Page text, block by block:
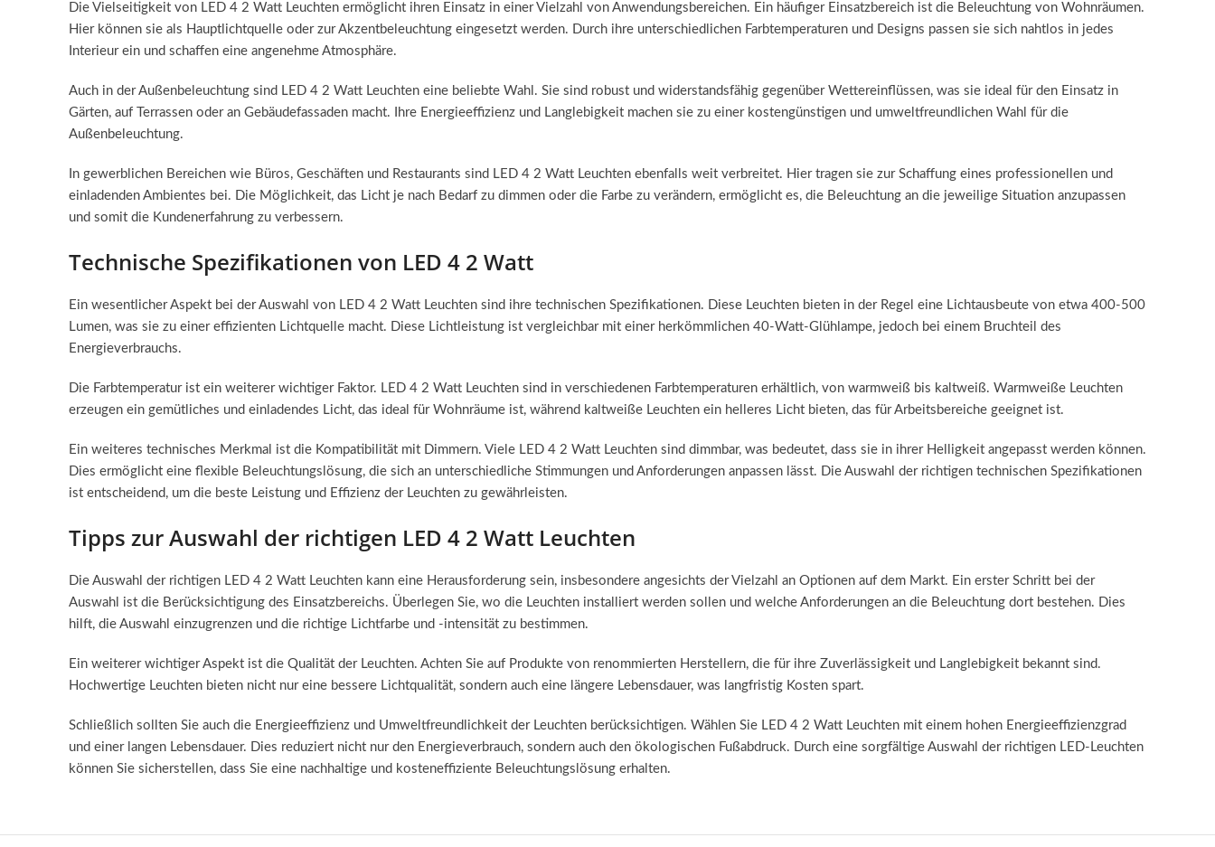
Die Vielseitigkeit von LED 4 2 Watt Leuchten ermöglicht ihren Einsatz in einer Vielzahl von Anwendungsbereichen. Ein häufiger Einsatzbereich ist die Beleuchtung von Wohnräumen.
Hier können sie als Hauptlichtquelle oder zur Akzentbeleuchtung eingesetzt werden. Durch ihre unterschiedlichen Farbtemperaturen und Designs passen sie sich nahtlos in jedes
Interieur ein und schaffen eine angenehme Atmosphäre.
Auch in der Außenbeleuchtung sind LED 4 2 Watt Leuchten eine beliebte Wahl. Sie sind robust und widerstandsfähig gegenüber Wettereinflüssen, was sie ideal für den Einsatz in
Gärten, auf Terrassen oder an Gebäudefassaden macht. Ihre Energieeffizienz und Langlebigkeit machen sie zu einer kostengünstigen und umweltfreundlichen Wahl für die
Außenbeleuchtung.
In gewerblichen Bereichen wie Büros, Geschäften und Restaurants sind LED 4 2 Watt Leuchten ebenfalls weit verbreitet. Hier tragen sie zur Schaffung eines professionellen und
einladenden Ambientes bei. Die Möglichkeit, das Licht je nach Bedarf zu dimmen oder die Farbe zu verändern, ermöglicht es, die Beleuchtung an die jeweilige Situation anzupassen
und somit die Kundenerfahrung zu verbessern.
Technische Spezifikationen von LED 4 2 Watt
Ein wesentlicher Aspekt bei der Auswahl von LED 4 2 Watt Leuchten sind ihre technischen Spezifikationen. Diese Leuchten bieten in der Regel eine Lichtausbeute von etwa 400-500
Lumen, was sie zu einer effizienten Lichtquelle macht. Diese Lichtleistung ist vergleichbar mit einer herkömmlichen 40-Watt-Glühlampe, jedoch bei einem Bruchteil des
Energieverbrauchs.
Die Farbtemperatur ist ein weiterer wichtiger Faktor. LED 4 2 Watt Leuchten sind in verschiedenen Farbtemperaturen erhältlich, von warmweiß bis kaltweiß. Warmweiße Leuchten
erzeugen ein gemütliches und einladendes Licht, das ideal für Wohnräume ist, während kaltweiße Leuchten ein helleres Licht bieten, das für Arbeitsbereiche geeignet ist.
Ein weiteres technisches Merkmal ist die Kompatibilität mit Dimmern. Viele LED 4 2 Watt Leuchten sind dimmbar, was bedeutet, dass sie in ihrer Helligkeit angepasst werden können.
Dies ermöglicht eine flexible Beleuchtungslösung, die sich an unterschiedliche Stimmungen und Anforderungen anpassen lässt. Die Auswahl der richtigen technischen Spezifikationen
ist entscheidend, um die beste Leistung und Effizienz der Leuchten zu gewährleisten.
Tipps zur Auswahl der richtigen LED 4 2 Watt Leuchten
Die Auswahl der richtigen LED 4 2 Watt Leuchten kann eine Herausforderung sein, insbesondere angesichts der Vielzahl an Optionen auf dem Markt. Ein erster Schritt bei der
Auswahl ist die Berücksichtigung des Einsatzbereichs. Überlegen Sie, wo die Leuchten installiert werden sollen und welche Anforderungen an die Beleuchtung dort bestehen. Dies
hilft, die Auswahl einzugrenzen und die richtige Lichtfarbe und -intensität zu bestimmen.
Ein weiterer wichtiger Aspekt ist die Qualität der Leuchten. Achten Sie auf Produkte von renommierten Herstellern, die für ihre Zuverlässigkeit und Langlebigkeit bekannt sind.
Hochwertige Leuchten bieten nicht nur eine bessere Lichtqualität, sondern auch eine längere Lebensdauer, was langfristig Kosten spart.
Schließlich sollten Sie auch die Energieeffizienz und Umweltfreundlichkeit der Leuchten berücksichtigen. Wählen Sie LED 4 2 Watt Leuchten mit einem hohen Energieeffizienzgrad
und einer langen Lebensdauer. Dies reduziert nicht nur den Energieverbrauch, sondern auch den ökologischen Fußabdruck. Durch eine sorgfältige Auswahl der richtigen LED-Leuchten
können Sie sicherstellen, dass Sie eine nachhaltige und kosteneffiziente Beleuchtungslösung erhalten.